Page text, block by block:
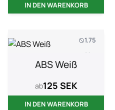
IN DEN WARENKORB
1.75
1 kg
ABS Weiß
ab125 SEK
IN DEN WARENKORB